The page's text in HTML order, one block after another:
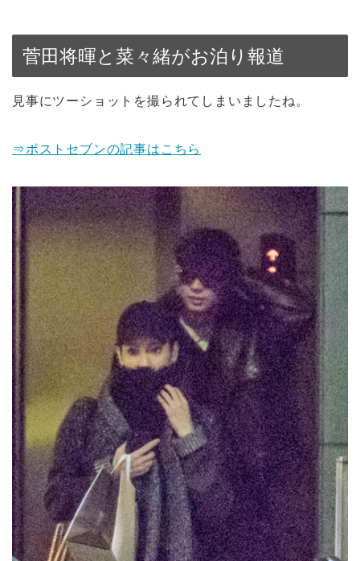
菅田将暉と菜々緒がお泊り報道
見事にツーショットを撮られてしまいましたね。
⇒ポストセブンの記事はこちら